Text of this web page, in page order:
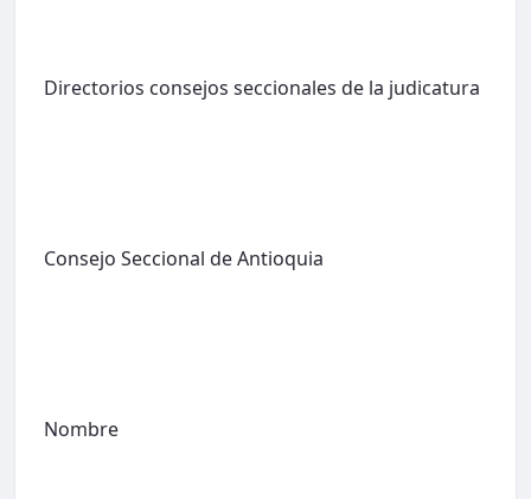
Directorios consejos seccionales de la judicatura
Consejo Seccional de Antioquia
Nombre